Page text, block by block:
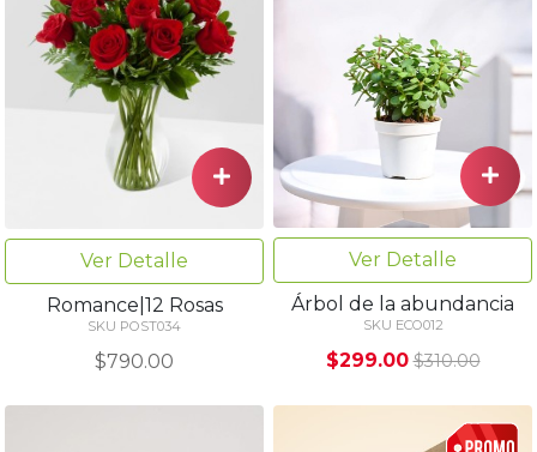
Ver Detalle
Romance|12 Rosas
SKU POST034
$790.00
Ver Detalle
Árbol de la abundancia
SKU ECO012
$299.00 $310.00